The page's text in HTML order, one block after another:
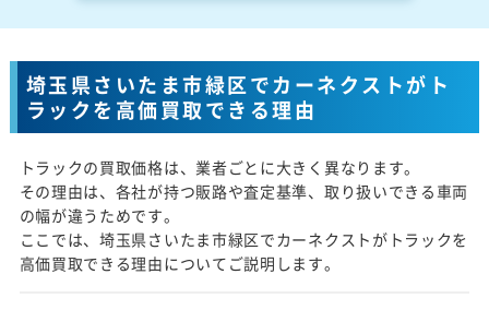
埼玉県さいたま市緑区でカーネクストがト
ラックを高価買取できる理由
トラックの買取価格は、業者ごとに大きく異なります。
その理由は、各社が持つ販路や査定基準、取り扱いできる車両
の幅が違うためです。
ここでは、埼玉県さいたま市緑区でカーネクストがトラックを
高価買取できる理由についてご説明します。